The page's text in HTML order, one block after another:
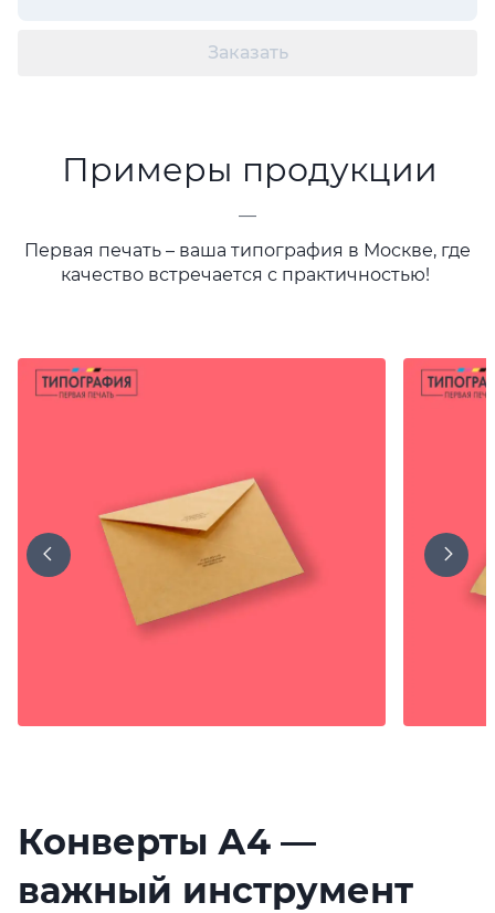
Заказать
Примеры продукции
—
Первая печать – ваша типография в Москве, где
качество встречается с практичностью!
Конверты А4 —
важный инструмент